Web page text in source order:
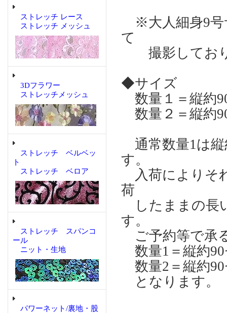
ストレッチ レース
ストレッチ メッシュ
3Dフラワー
ストレッチメッシュ
ストレッチ ベルベッ
ト
ストレッチ ベロア
ストレッチ スパンコ
ール
ニット・生地
パワーネット/裏地・股
※大人細身9号
て
撮影してお
◆サイズ
数量１＝縦約
数量２＝縦約
通常数量1は縦
す。
入荷によりそ
荷
したままの長
す。
ご予約等で承
数量1＝縦約90
数量2＝縦約90
となります。